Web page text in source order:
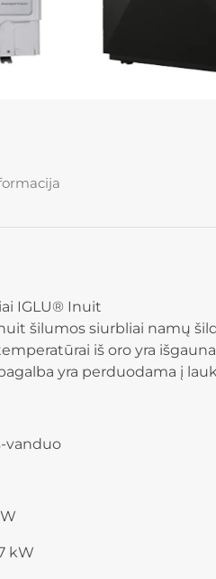
IGLU® Inuit
šilumos siurbliai namų
iš oro yra
yra perduodama į
vanduo
kW